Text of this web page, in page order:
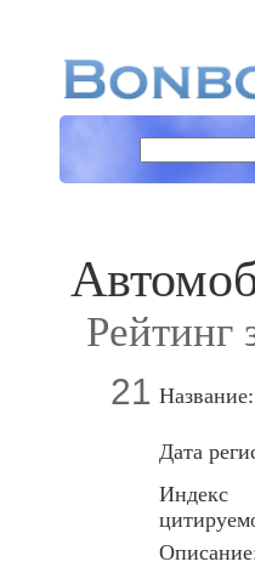
Рейтинг
21 Название:
Дата
Индекс